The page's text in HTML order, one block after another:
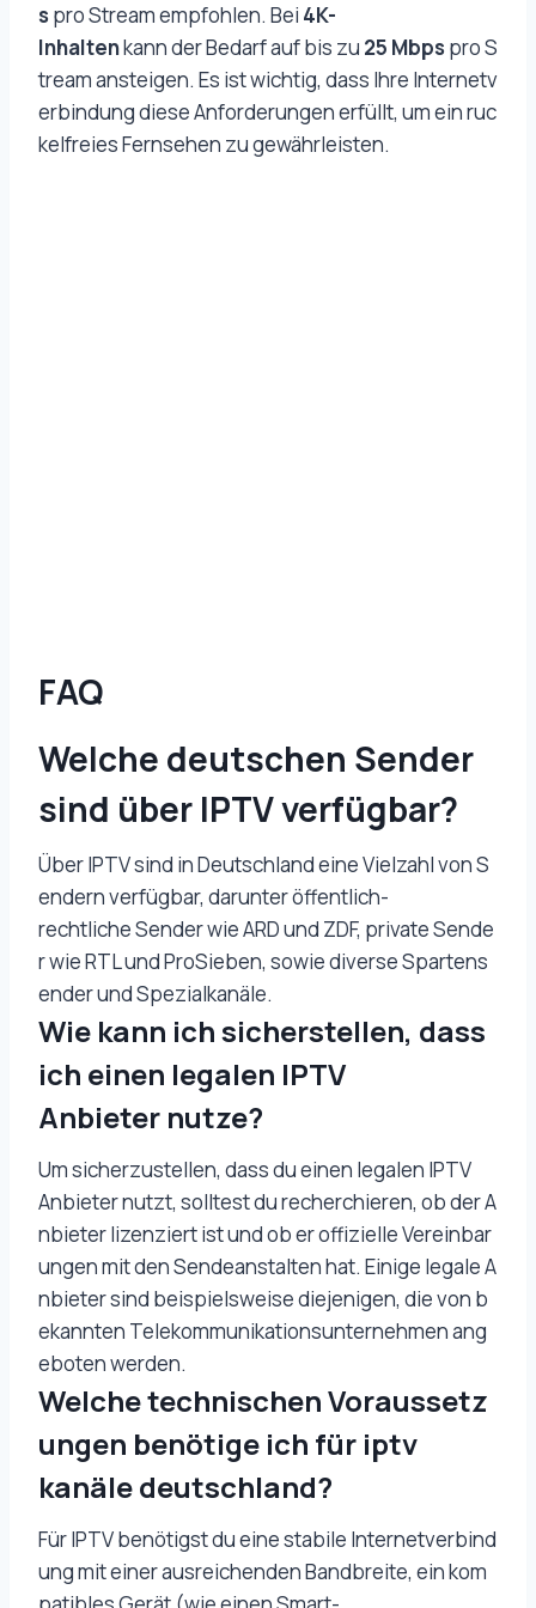
s pro Stream empfohlen. Bei 4K-
Inhaltenkann der Bedarf auf bis zu 25 Mbps pro S
tream ansteigen. Es ist wichtig, dass Ihre Internetv
erbindung diese Anforderungen erfüllt, um ein ruc
kelfreies Fernsehen zu gewährleisten.
FAQ
Welche deutschen Sender
sind über IPTV verfügbar?
Über IPTV sind in Deutschland eine Vielzahl von S
endern verfügbar, darunter öffentlich-
rechtliche Sender wie ARD und ZDF, private Sende
r wie RTL und ProSieben, sowie diverse Spartens
ender und Spezialkanäle.
Wie kann ich sicherstellen, dass
ich einen legalen IPTV
Anbieter nutze?
Um sicherzustellen, dass du einen legalen IPTV
Anbieter nutzt, solltest du recherchieren, ob der A
nbieter lizenziert ist und ob er offizielle Vereinbar
ungen mit den Sendeanstalten hat. Einige legale A
nbieter sind beispielsweise diejenigen, die von b
ekannten Telekommunikationsunternehmen ang
eboten werden.
Welche technischen Voraussetz
ungen benötige ich für iptv
kanäle deutschland?
Für IPTV benötigst du eine stabile Internetverbind
ung mit einer ausreichenden Bandbreite, ein kom